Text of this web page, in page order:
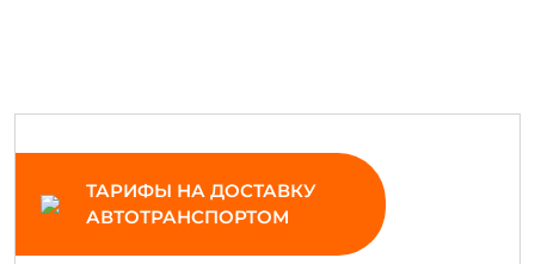
ТАРИФЫ НА ДОСТАВКУ
АВТОТРАНСПОРТОМ